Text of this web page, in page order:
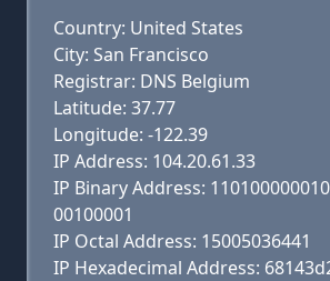
Country: United States
City: San Francisco
Registrar: DNS Belgium
Latitude: 37.77
Longitude: -122.39
IP Address: 104.20.61.33
IP Binary Address:
00100001
IP Octal Address: 15005036441
IP Hexadecimal Address: